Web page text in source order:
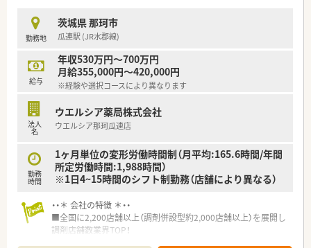
■育児休暇は3歳まで取得が可能で、時短制度は小学5年生まで
時短勤務ができるよう変更予定です。
■年間休日が120日とワークライフバランスが整っています
■日用品から常備薬まで、従業員割引制度など嬉しいメリットも
たくさんあります！
勤務地
茨城県 那珂市
瓜連駅 (JR水郡線)
給与
年収530万円～700万円
月給355,000円～420,000円
※経験や選択コースにより異なります
法人
名
ウエルシア薬局株式会社
ウエルシア那珂瓜連店
勤務
時間
1ヶ月単位の変形労働時間制（月平均:165.6時間/年間
所定労働時間:1,988時間）
※1日4~15時間のシフト制勤務（店舗により異なる）
・・＊ 会社の特徴 ＊・・
■全国に2,200店舗以上（調剤併設型約2,000店舗以上）を展開し
調剤店舗数業界TOP！